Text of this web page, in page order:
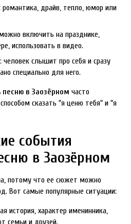
романтика, драйв, тепло, юмор или
включить на празднике,
использовать в видео.
слышит про себя и сразу
специально для него.
песню в Заозёрном часто
сказать "я ценю тебя" и "я
события
в Заозёрном
потому что ее сюжет можно
Вот самые популярные ситуации:
история, характер именинника,